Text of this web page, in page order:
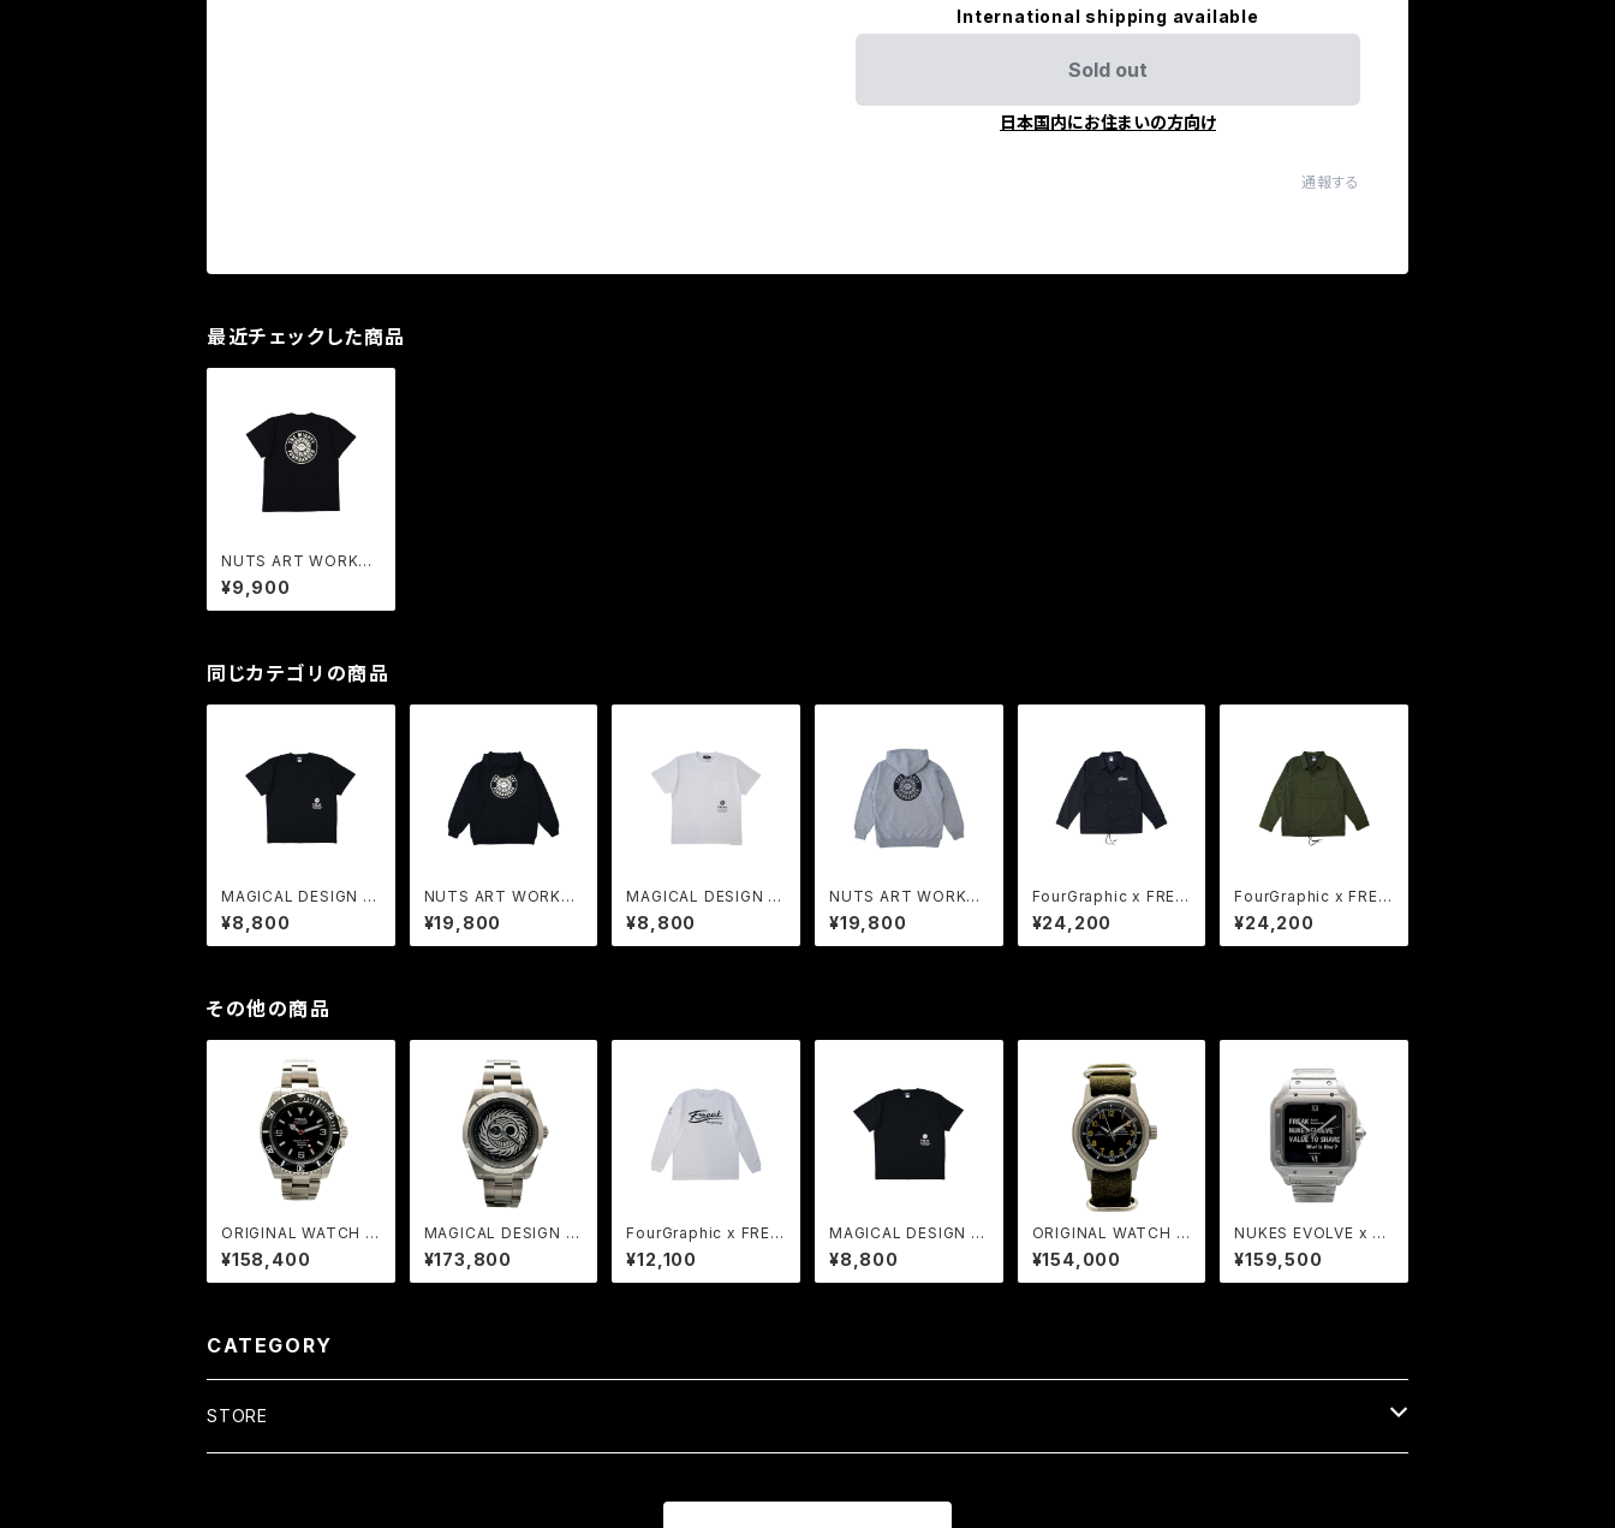
International shipping available
Sold out
日本国内にお住まいの方向け
通報する
最近チェックした商品
NUTS ART WORKS
x FREAK | COLLABO
RATION Tee BK
¥9,900
同じカテゴリの商品
MAGICAL DESIGN x
FREAK | COLLABOR
ATION Tee BK
¥8,800
NUTS ART WORKS
x FREAK | COLLABO
RATION Sweat Hoo
die BK
¥19,800
MAGICAL DESIGN x
FREAK | COLLABOR
ATION Tee WH
¥8,800
NUTS ART WORKS
x FREAK | COLLABO
RATION Sweat Hoo
die HG
¥19,800
FourGraphic x FREA
K | COLLABORATIO
N Jacket BK
¥24,200
FourGraphic x FREA
K | COLLABORATIO
N Jacket OD
¥24,200
その他の商品
ORIGINAL WATCH -
Shearwater-
¥158,400
MAGICAL DESIGN x
FREAK | COLLABOR
ATION WATCH 40m
m SILVER
¥173,800
FourGraphic x FREA
K | COLLABORATIO
N LONG SLEEVE Te
e WH
¥12,100
MAGICAL DESIGN x
FREAK | COLLABOR
ATION Tee BK
¥8,800
ORIGINAL WATCH -
baranta canadensis
-
¥154,000
NUKES EVOLVE x FR
EAK | COLLABORATI
ON WATCH 002
¥159,500
CATEGORY
STORE